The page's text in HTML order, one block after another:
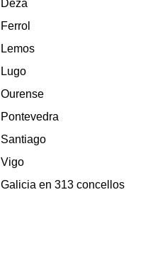
Deza
Ferrol
Lemos
Lugo
Ourense
Pontevedra
Santiago
Vigo
Galicia en 313 concellos